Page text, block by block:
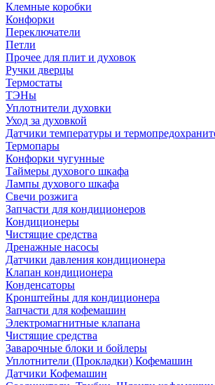
Клемные коробки
Конфорки
Переключатели
Петли
Прочее для плит и духовок
Ручки дверцы
Термостаты
ТЭНы
Уплотнители духовки
Уход за духовкой
Датчики температуры и
Термопары
Конфорки чугунные
Таймеры духового шкафа
Лампы духового шкафа
Свечи розжига
Запчасти для кондиционеров
Кондиционеры
Чистящие средства
Дренажные насосы
Датчики давления кондиционера
Клапан кондиционера
Конденсаторы
Кронштейны для кондиционера
Запчасти для кофемашин
Электромагнитные клапана
Чистящие средства
Заварочные блоки и бойлеры
Уплотнители (Прокладки) Кофемашин
Датчики Кофемашин